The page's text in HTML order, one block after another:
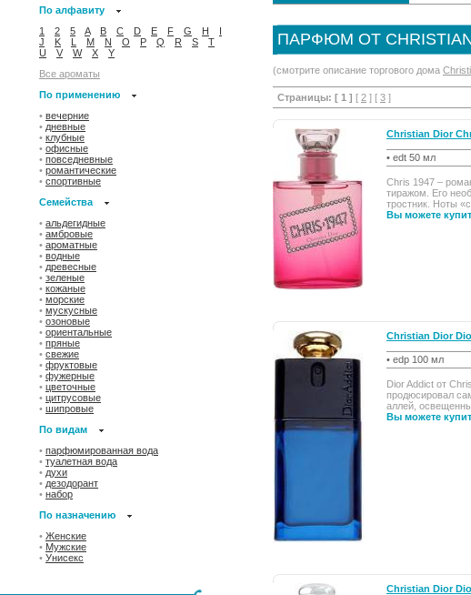
По алфавиту
1
2 5 A B C D E F G H
I
J
K L M N O P Q R S
T
U
V W X
Y
Все ароматы
По применению
• вечерние
• дневные
• клубные
• офисные
• повседневные
• романтические
• спортивные
Семейства
• альдегидные
• амбровые
• ароматные
• водные
• древесные
• зеленые
• кожаные
• морские
• мускусные
• озоновые
• ориентальные
• пряные
• свежие
• фруктовые
• фужерные
• цветочные
• цитрусовые
• шипровые
По видам
• парфюмированная вода
• туалетная вода
• духи
• дезодорант
• набор
По назначению
• Женские
• Мужские
• Унисекс
ПАРФЮМ ОТ
(смотрите описание торгового дома
Страницы: [ 1 ] [ 2 ] [ 3 ]
Christian Dior
• edt 50 мл
Chris 1947 –
тиражом. Его
тростник. Ноты
Вы можете
Christian Dior
• edp 100 мл
Dior Addict от
продюсировал
аллей,
Вы можете
Christian Dior